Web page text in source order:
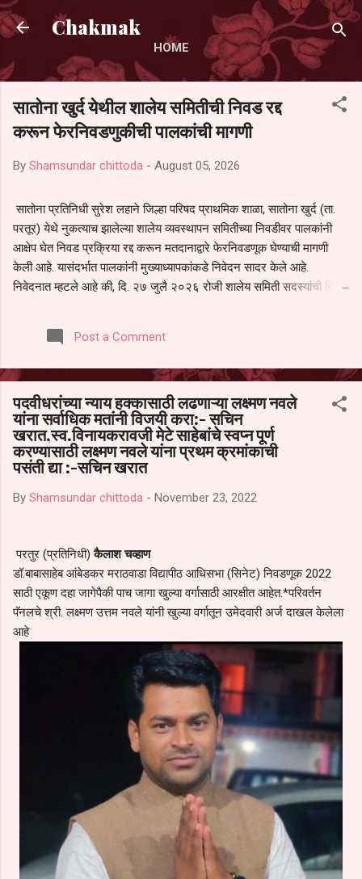
Skip to main content
Chakmak
HOME
सातोना खुर्द येथील शालेय समितीची निवड रद्द
करून फेरनिवडणुकीची पालकांची मागणी
By Shamsundar chittoda - August 05, 2026
सातोना प्रतिनिधी सुरेश लहाने जिल्हा परिषद प्राथमिक शाळा, सातोना खुर्द (ता.
परतूर) येथे नुकत्याच झालेल्या शालेय व्यवस्थापन समितीच्या निवडीवर पालकांनी
आक्षेप घेत निवड प्रक्रिया रद्द करून मतदानाद्वारे फेरनिवडणूक घेण्याची मागणी
केली आहे. यासंदर्भात पालकांनी मुख्याध्यापकांकडे निवेदन सादर केले आहे.
निवेदनात म्हटले आहे की, दि. २७ जुलै २०२६ रोजी शालेय समिती सदस्यांची निवड
पालकांना देण्यात आली नसल्याने मोठ्या संख्येने पालक बैठकीस उपस्थित राहू शकले
नाहीत. तसेच सर्व पालकांना विश्वासात न घेता निवड प्रक्रिया पूर्ण करण्यात
करण्यात यावी आणि सर्व पालकांच्या उपस्थितीत मतदान पद्धतीने शालेय समितीची
फेरनिवडणूक घेण्यात यावी, अशी मागणी पालकांनी केली आहे. या निवेदनाच्या प्रती
जिल्हा शिक्षण अधिकारी (प्राथमिक), जालना तसेच तालुका शिक्षण अधिकारी,
परतूर यांनाही पाठविण्यात आल्या असून प्रशासन याबाबत काय निर्णय घेते, याकडे
पालकांचे लक्ष लागले आहे. या न...
Post a Comment
पदवीधरांच्या न्याय हक्कासाठी लढणाऱ्या लक्ष्मण नवले
यांना सर्वाधिक मतांनी विजयी करा:- सचिन
खरात,स्व.विनायकरावजी मेटे साहेबांचे स्वप्न पूर्ण
करण्यासाठी लक्ष्मण नवले यांना प्रथम क्रमांकाची
पसंती द्या :-सचिन खरात
By Shamsundar chittoda - November 23, 2022
परतुर (प्रतिनिधी)कैलाश चव्हाण
डॉ‌.बाबासाहेब आंबेडकर मराठवाडा विद्यापीठ आधिसभा (सिनेट) निवडणूक 2022
साठी एकूण दहा जागेपैकी पाच जागा खुल्या वर्गासाठी आरक्षीत आहेत.*परिवर्तन
पॅनलचे श्री. लक्ष्मण उत्तम नवले यांनी खुल्या वर्गातून उमेदवारी अर्ज दाखल केलेला
आहे